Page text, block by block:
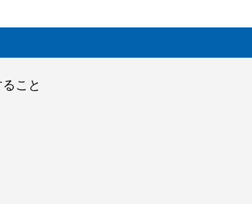
こと